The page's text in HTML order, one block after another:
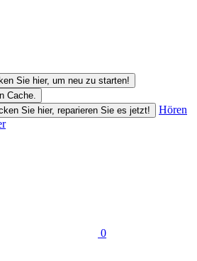
Sie hier, um neu zu starten!
Cache.
Sie hier, reparieren Sie es jetzt!
Hören
0